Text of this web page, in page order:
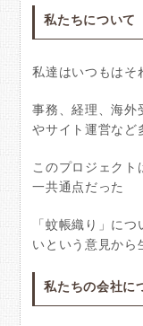
私たちについて
私達はいつもはそ
事務、経理、海外
やサイト運営など
このプロジェクト
一共通点だった
「蚊帳織り」に
いという意見から
私たちの会社に